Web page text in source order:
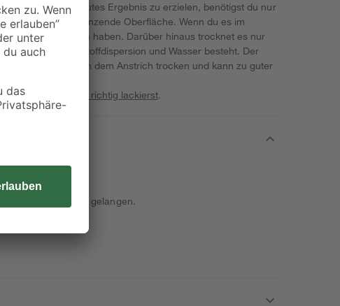
Um ein gutes Ergebnis zu erzielen, benötigst du nur
eine glänzende Oberfläche. Wenn du es im
keine Bedenken haben. Darüber hinaus trocknet es nur
Basis aus Kunststoffdispersion und Wasser besteht. Der
ist 2 Stunden nach dem Anstrich trocken und kann zu guter
deine
Bauprojekte richtig lackierst.
von Kindern gelangen.